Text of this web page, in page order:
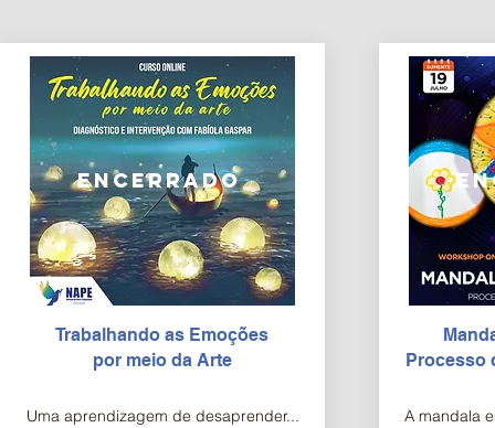
encerrado
Trabalhando as Emoções
por meio da Arte
Uma aprendizagem de desaprender...
Processo
​A mandala